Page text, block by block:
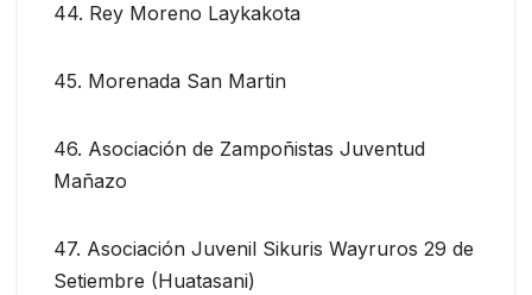
44. Rey Moreno Laykakota
45. Morenada San Martin
46. Asociación de Zampoñistas Juventud
Mañazo
47. Asociación Juvenil Sikuris Wayruros 29 de
Setiembre (Huatasani)